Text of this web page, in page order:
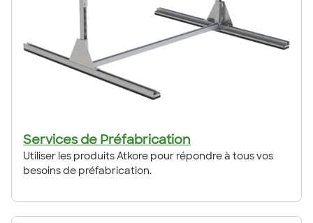
Services de Préfabrication
Utiliser les produits Atkore pour répondre à tous vos
besoins de préfabrication.